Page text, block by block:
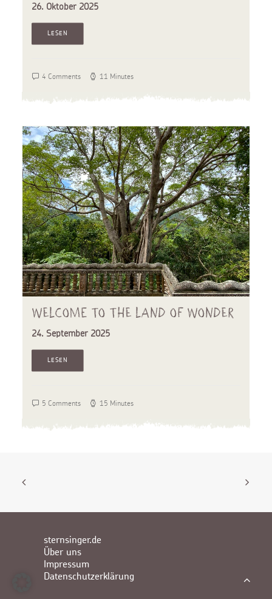
26. Oktober 2025
LESEN
4 Comments 11 Minutes
Welcome to the land of wonder
24. September 2025
LESEN
5 Comments 15 Minutes
sternsinger.de
Über uns
Impressum
Datenschutzerklärung